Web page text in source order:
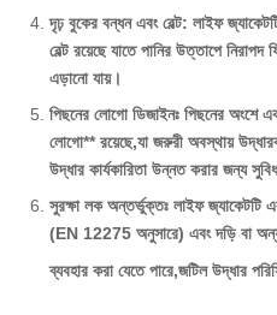
দৃঢ় বুকের বন্ধন এবং বেল্ট: লাইফ
বেল্ট রয়েছে যাতে পানির উত্তাপে
এড়ানো যায়।
পিছনের লোগো ডিজাইনঃ পিছনের
লোগো** রয়েছে,যা জরুরী অবস্থায়
উদ্ধার কার্যকারিতা উন্নত করার জন্য
সুরক্ষা লক অন্তর্ভুক্তঃ লাইফ জ্যাকেটটি
(EN 12275 অনুসারে) এবং দড়ি বা
ব্যবহার করা যেতে পারে,জটিল উদ্ধার